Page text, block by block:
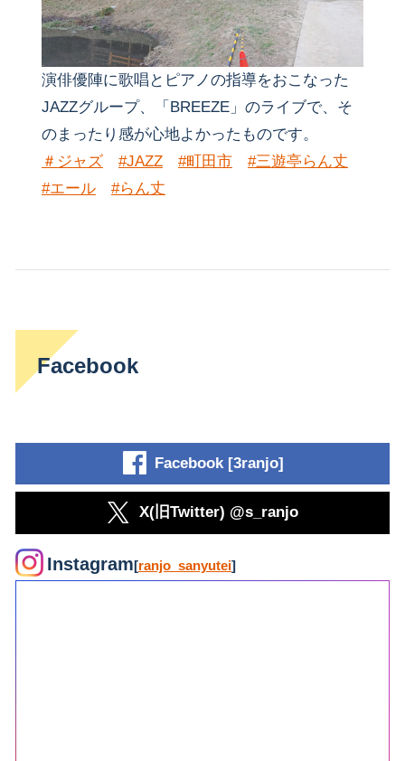
演俳優陣に歌唱とピアノの指導をおこなった
JAZZグループ、「BREEZE」のライブで、そ
のまったり感が心地よかったものです。
＃ジャズ
#JAZZ #町田市
#三遊亭らん丈
#エール
#らん丈
Facebook
Facebook [3ranjo]
X(旧Twitter) @s_ranjo
Instagram[ranjo_sanyutei]